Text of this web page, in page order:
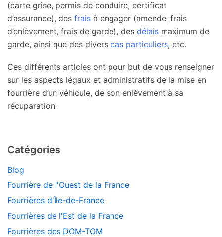
(carte grise, permis de conduire, certificat
d’assurance), des frais à engager (amende, frais
d’enlèvement, frais de garde), des délais maximum de
garde, ainsi que des divers cas particuliers, etc.
Ces différents articles ont pour but de vous renseigner
sur les aspects légaux et administratifs de la mise en
fourrière d’un véhicule, de son enlèvement à sa
récuparation.
Catégories
Blog
Fourrière de l'Ouest de la France
Fourrières d'Île-de-France
Fourrières de l'Est de la France
Fourrières des DOM-TOM